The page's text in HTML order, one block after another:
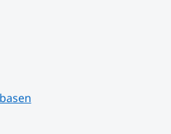
webbplats.